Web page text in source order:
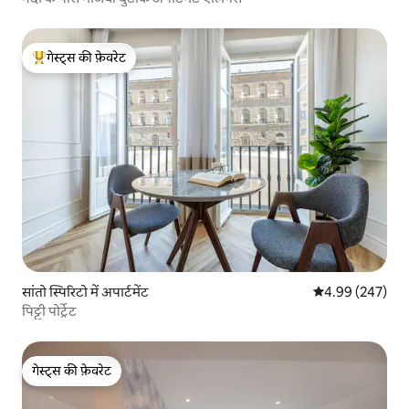
गेस्ट्स का टॉप फ़ेवरेट
गेस्ट्स की फ़ेवरेट
सांतो स्पिरिटो में अपार्टमेंट औसत रेटिंग 5 में से
4.99 (247)
पिट्टी पोर्ट्रेट
गेस्ट्स की फ़ेवरेट
गेस्ट्स की फ़ेवरेट